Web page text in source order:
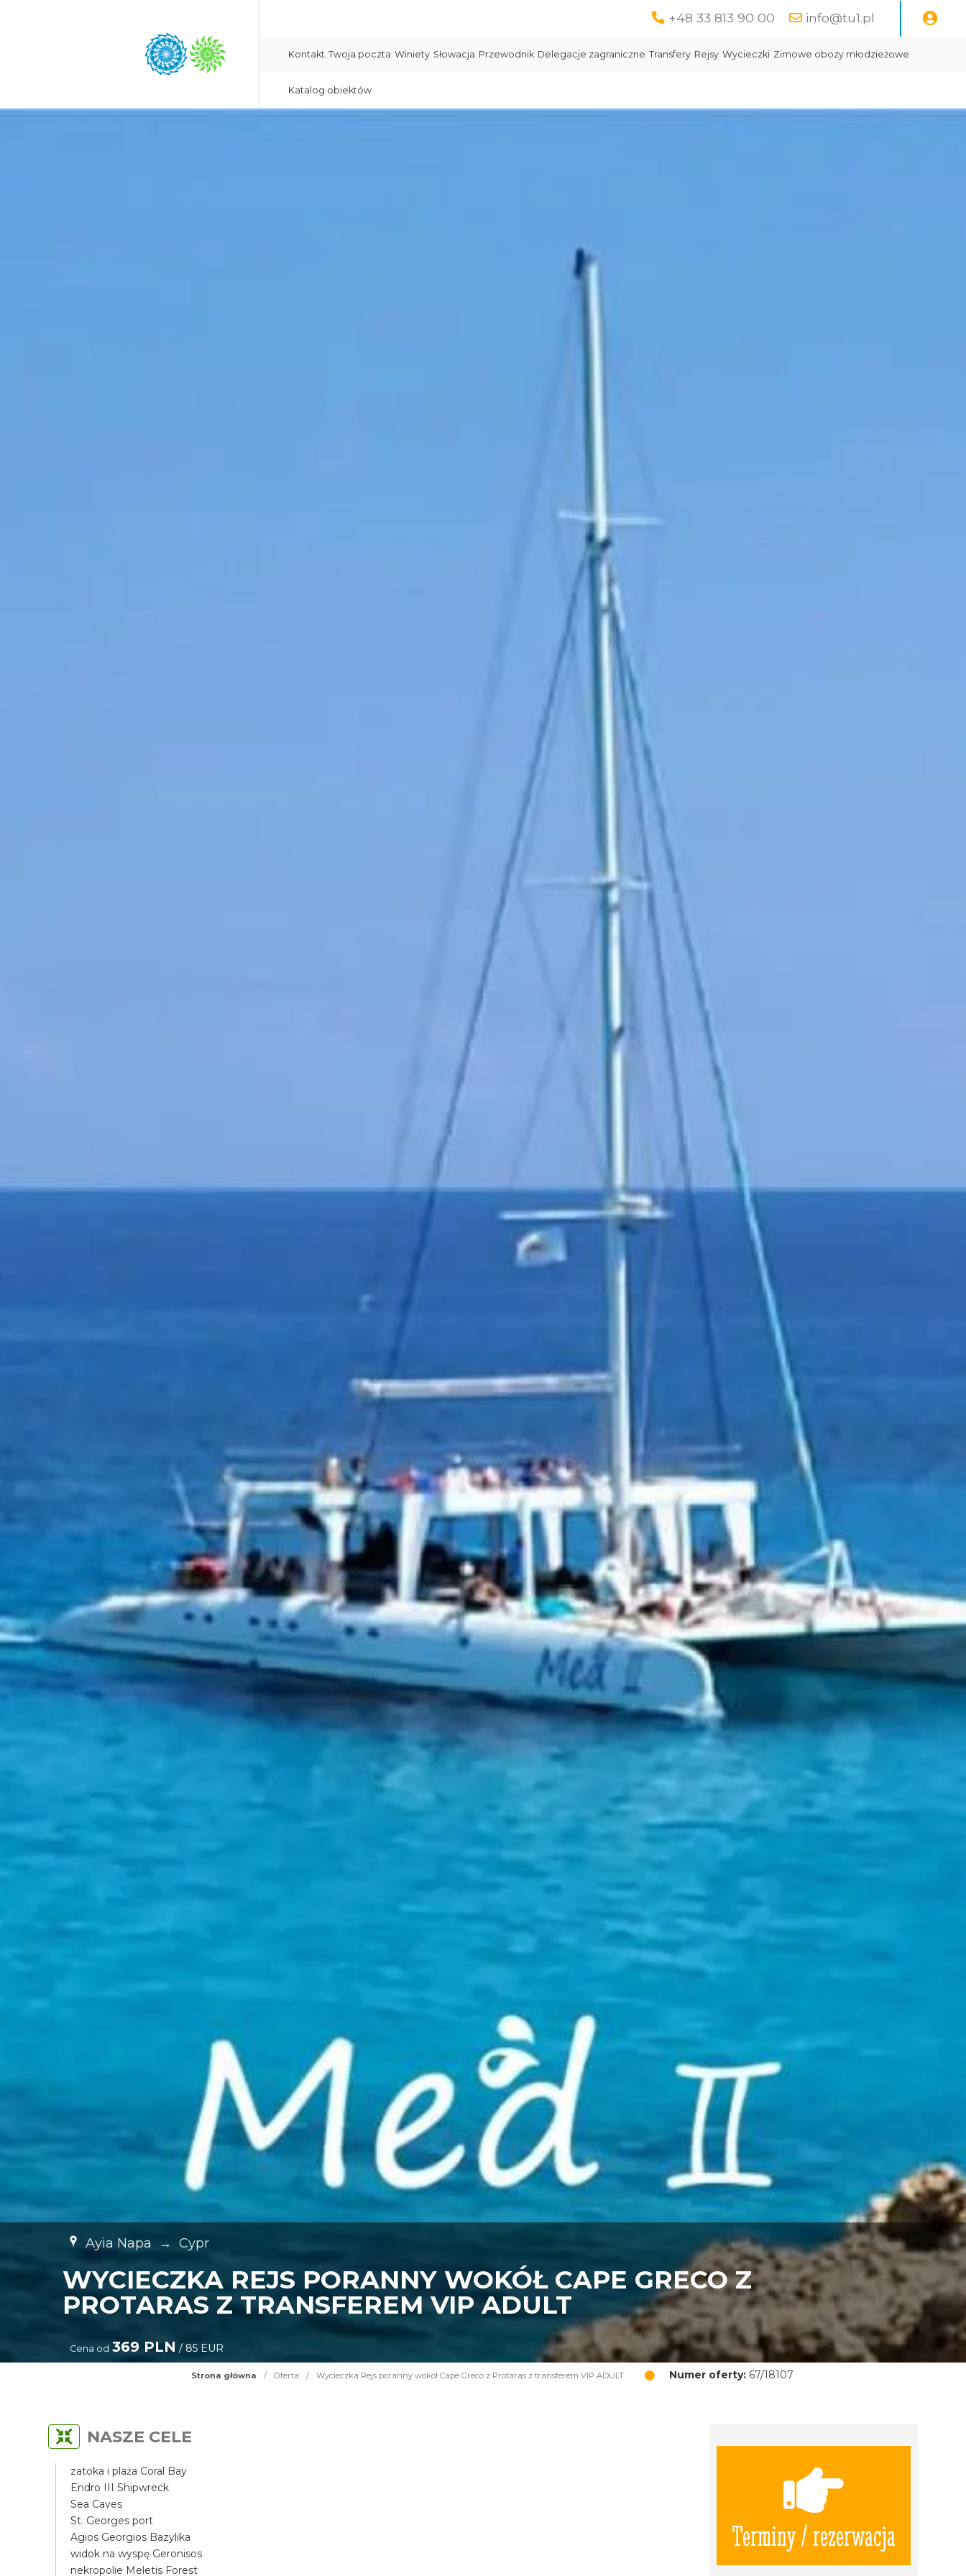
+48 33 813 90 00 info@tu1.pl
Kontakt Twoja poczta Winiety Słowacja Przewodnik Delegacje zagraniczne Transfery Rejsy Wycieczki Zimowe obozy młodzieżowe
Katalog obiektów
Ayia Napa → Cypr
WYCIECZKA REJS PORANNY WOKÓŁ CAPE GRECO Z
PROTARAS Z TRANSFEREM VIP ADULT
Cena od 369 PLN / 85 EUR
Strona główna / Oferta / Wycieczka Rejs poranny wokół Cape Greco z Protaras z transferem VIP ADULT Numer oferty:67/18107
Terminy / rezerwacja
NASZE CELE
zatoka i plaża Coral Bay
Endro III Shipwreck
Sea Caves
St. Georges port
Agios Georgios Bazylika
widok na wyspę Geronisos
nekropolie Meletis Forest